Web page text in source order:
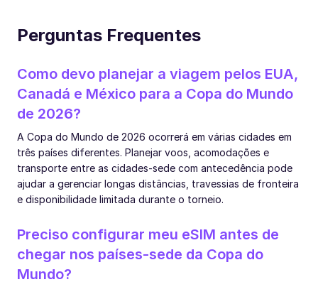
Perguntas Frequentes
Como devo planejar a viagem pelos EUA,
Canadá e México para a Copa do Mundo
de 2026?
A Copa do Mundo de 2026 ocorrerá em várias cidades em
três países diferentes. Planejar voos, acomodações e
transporte entre as cidades-sede com antecedência pode
ajudar a gerenciar longas distâncias, travessias de fronteira
e disponibilidade limitada durante o torneio.
Preciso configurar meu eSIM antes de
chegar nos países-sede da Copa do
Mundo?